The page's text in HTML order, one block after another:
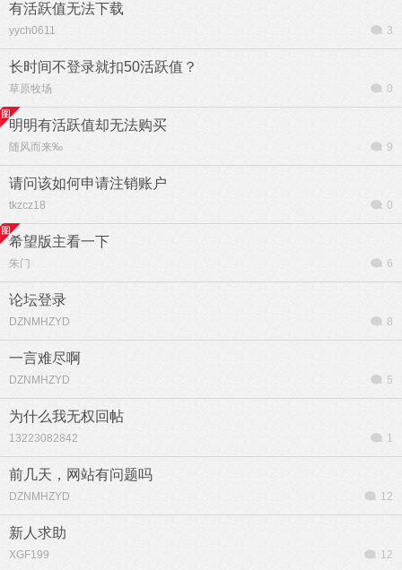
有活跃值无法下载
yych0611 3
长时间不登录就扣50活跃值？
草原牧场 0
明明有活跃值却无法购买
随风而来‰ 9
请问该如何申请注销账户
tkzcz18 0
希望版主看一下
朱门 6
论坛登录
DZNMHZYD 8
一言难尽啊
DZNMHZYD 5
为什么我无权回帖
13223082842 1
前几天，网站有问题吗
DZNMHZYD 12
新人求助
XGF199 12